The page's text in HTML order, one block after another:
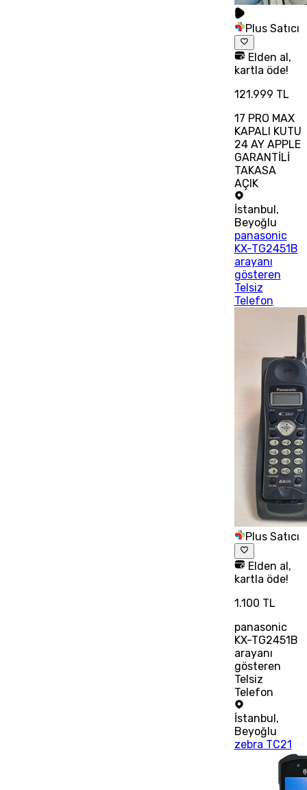
Plus Satıcı
Elden al,
kartla öde!
121.999 TL
17 PRO MAX
KAPALI KUTU
24 AY APPLE
GARANTİLİ
TAKASA
AÇIK
İstanbul ,
Beyoğlu
panasonic
KX-TG2451B
arayanı
gösteren
Telsiz
Telefon
Plus Satıcı
Elden al,
kartla öde!
1.100 TL
panasonic
KX-TG2451B
arayanı
gösteren
Telsiz
Telefon
İstanbul,
Beyoğlu
zebra TC21